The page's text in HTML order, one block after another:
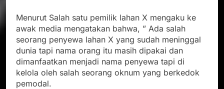
Menurut Salah satu pemilik lahan X mengaku ke
awak media mengatakan bahwa, ” Ada salah
seorang penyewa lahan X yang sudah meninggal
dunia tapi nama orang itu masih dipakai dan
dimanfaatkan menjadi nama penyewa tapi di
kelola oleh salah seorang oknum yang berkedok
pemodal.